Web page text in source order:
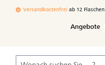
Zum Hauptinhalt springen
Versandkostenfrei ab 12 Flaschen
Angebote